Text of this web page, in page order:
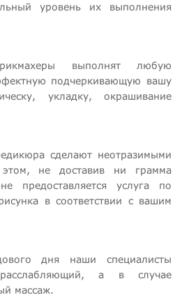
уровень их выполнения
выполнят любую
подчеркивающую вашу
укладку, окрашивание
сделают неотразимыми
не доставив ни грамма
предоставляется услуга по
в соответствии с вашим
дня наши специалисты
а в случае
массаж.